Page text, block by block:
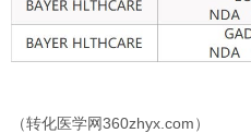
（转化医学网360zhyx.com）